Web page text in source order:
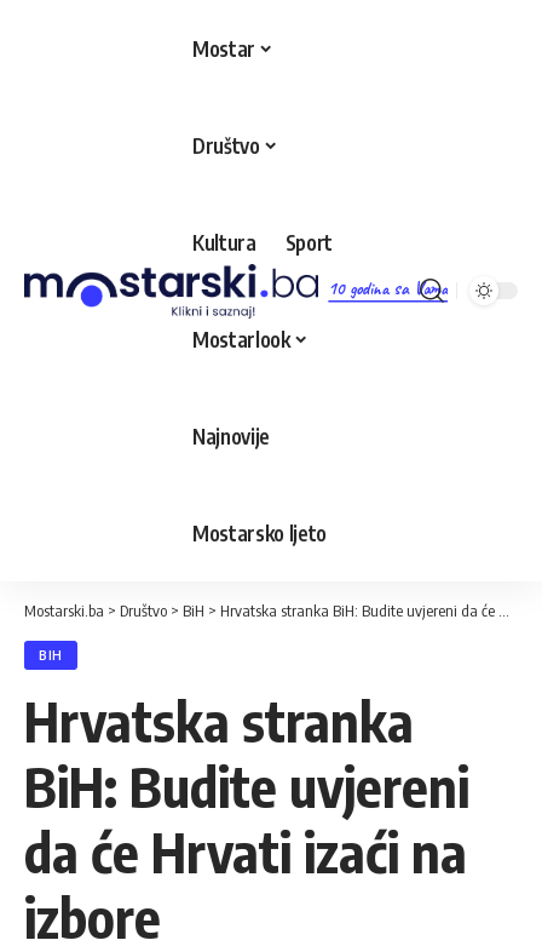
10 godina sa Vama
Mostar
Društvo
Kultura Sport
Mostarlook
Najnovije
Mostarsko ljeto
Mostarski.ba > Društvo > BiH > Hrvatska stranka BiH: Budite uvjereni da će Hrvati izaći na izbore
BIH
Hrvatska stranka
BiH: Budite uvjereni
da će Hrvati izaći na
izbore